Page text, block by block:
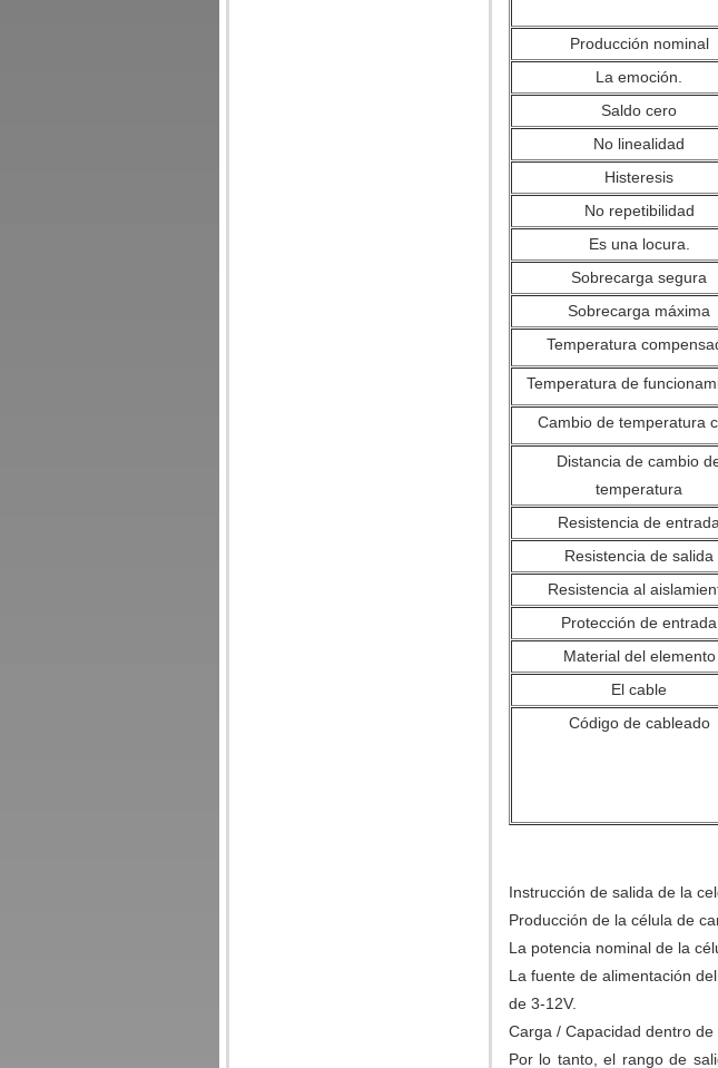
Producción nominal
La emoción.
Saldo cero
No linealidad
Histeresis
No repetibilidad
Es una locura.
Sobrecarga segura
Sobrecarga máxima
Temperatura
Temperatura de
Cambio de temperatura
Distancia de cambio
temperatura
Resistencia de entrada
Resistencia de salida
Resistencia al
Protección de entrada
Material del elemento
El cable
Código de cableado
Instrucción de salida de la
Producción de la célula de
La potencia nominal de la
La fuente de alimentación
de 3-12V.
Carga / Capacidad dentro de
Por lo tanto, el rango de